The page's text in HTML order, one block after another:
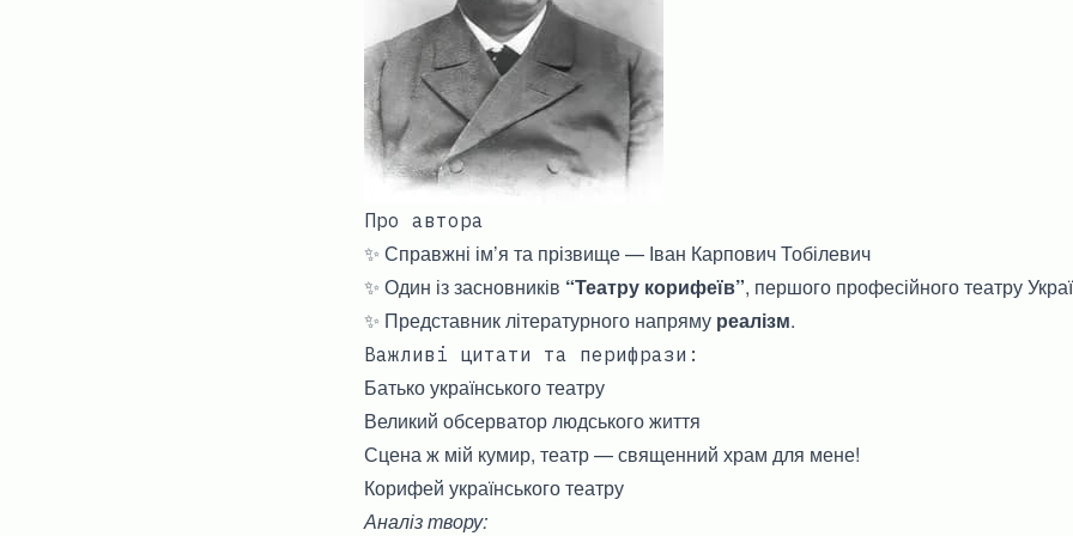
Про автора
✨ Справжні ім’я та прізвище — Іван Карпович Тобілевич
✨ Один із засновників “Театру корифеїв”, першого професійного театру
✨ Представник літературного напряму реалізм.
Важливі цитати та перифрази:
Батько українського театру
Великий обсерватор людського життя
Сцена ж мій кумир, театр — священний храм для мене!
Корифей українського театру
Аналіз твору: